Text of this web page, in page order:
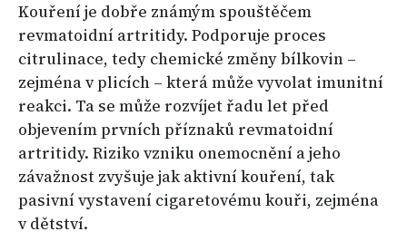
Kouření je dobře známým spouštěčem
revmatoidní artritidy. Podporuje proces
citrulinace, tedy chemické změny bílkovin –
zejména v plicích – která může vyvolat imunitní
reakci. Ta se může rozvíjet řadu let před
objevením prvních příznaků revmatoidní
artritidy. Riziko vzniku onemocnění a jeho
závažnost zvyšuje jak aktivní kouření, tak
pasivní vystavení cigaretovému kouři, zejména
v dětství.